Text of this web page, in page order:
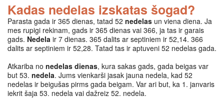
Kadas nedelas izskatas šogad?
Parasta gada ir 365 dienas, tatad 52 nedelas un viena diena. Ja
mes rupigi rekinam, gads ir 365 dienas vai 366, ja tas ir garais
gads. Nedela ir 7 dienas. 365 dalits ar septiniem ir 52,14. 366
dalits ar septiniem ir 52,28. Tatad tas ir aptuveni 52 nedelas gada.
Atkariba no nedelas dienas, kura sakas gads, gada beigas var
but 53. nedela. Jums vienkarši jasak jauna nedela, kad 52
nedelas ir beigušas pirms gada beigam. Var ari but, ka 1. janvaris
iekrit šaja 53. nedela vai dažreiz 52. nedela.